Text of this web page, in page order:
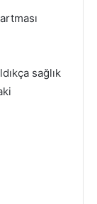
sağlık